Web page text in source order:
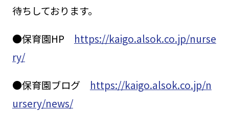
待ちしております。
●保育園HP https://kaigo.alsok.co.jp/nurse
ry/
●保育園ブログ https://kaigo.alsok.co.jp/n
ursery/news/